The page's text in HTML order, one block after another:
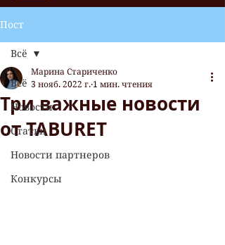
Пост
Всё
Новости
Статьи
Новости партнеров
Конкурсы
Всё
Три важные новости
от TABURET
Марина Стариченко
3 нояб. 2022 г. 1 мин. чтения